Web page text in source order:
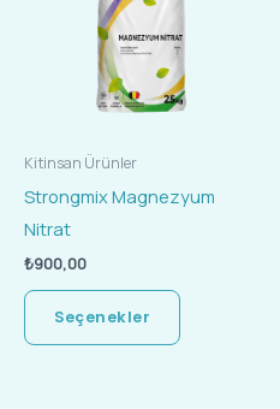
Kitinsan Ürünler
Strongmix Magnezyum
Nitrat
₺900,00
Seçenekler
varyasyonu
var.
Seçenekler
seçilebilir